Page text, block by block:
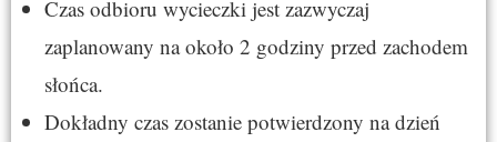
Czas odbioru wycieczki jest zazwyczaj
zaplanowany na około 2 godziny przed zachodem
słońca.
Dokładny czas zostanie potwierdzony na dzień